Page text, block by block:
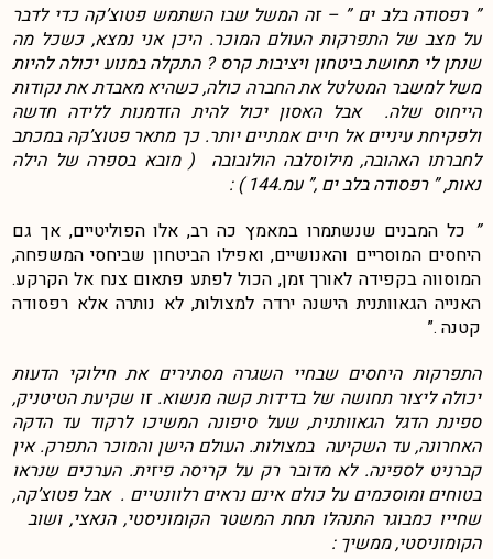
” רפסודה בלב ים ” – זה המשל שבו השתמש פטוצ’קה כדי לדבר
על מצב של התפרקות העולם המוכר. היכן אני נמצא, כשכל מה
שנתן לי תחושת ביטחון ויציבות קרס ? התקלה במנוע יכולה להיות
משל למשבר המטלטל את החברה כולה, כשהיא מאבדת את נקודות
הייחוס שלה. אבל האסון יכול להית הזדמנות ללידה חדשה
ולפקיחת עיניים אל חיים אמתיים יותר. כך מתאר פטוצ’קה במכתב
לחברתו האהובה, מילוסלבה הולובובה ( מובא בספרה של הילה
נאות, ” רפסודה בלב ים ,” עמ.144 ) :
” כל המבנים שנשתמרו במאמץ כה רב, אלו הפוליטיים, אך גם
היחסים המוסריים והאנושיים, ואפילו הביטחון שביחסי המשפחה,
המוסווה בקפידה לאורך זמן, הכול לפתע פתאום צנח אל הקרקע.
האנייה הגאוותנית הישנה ירדה למצולות, לא נותרה אלא רפסודה
קטנה .”
התפרקות היחסים שבחיי השגרה מסתירים את חילוקי הדעות
יכולה ליצור תחושה של בדידות קשה מנשוא. זו שקיעת הטיטניק,
ספינת הדגל הגאוותנית, שעל סיפונה המשיכו לרקוד עד הדקה
האחרונה, עד השקיעה במצולות. העולם הישן והמוכר התפרק. אין
קברניט לספינה. לא מדובר רק על קריסה פיזית. הערכים שנראו
בטוחים ומוסכמים על כולם אינם נראים רלוונטיים . אבל פטוצ’קה,
שחייו כמבוגר התנהלו תחת המשטר הקומוניסטי, הנאצי, ושוב
הקומוניסטי, ממשיך :